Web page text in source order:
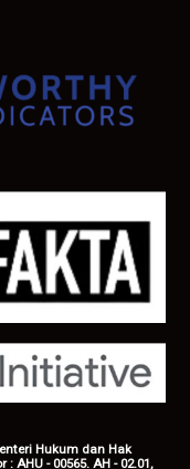
Hukum dan Hak
AHU - 00565. AH - 02.01,